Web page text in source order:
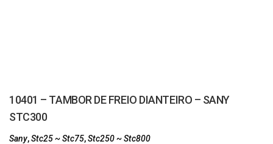
10401 – TAMBOR DE FREIO DIANTEIRO – SANY
STC300
Sany,Stc25 ~ Stc75,Stc250 ~ Stc800